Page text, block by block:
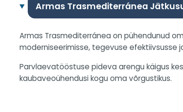
Armas Trasmediterránea
Armas Trasmediterránea on pühendunud
moderniseerimisse, tegevuse efektiivsusse
Parvlaevatööstuse pideva arengu käigus
kaubaveoühendusi kogu oma võrgustikus.